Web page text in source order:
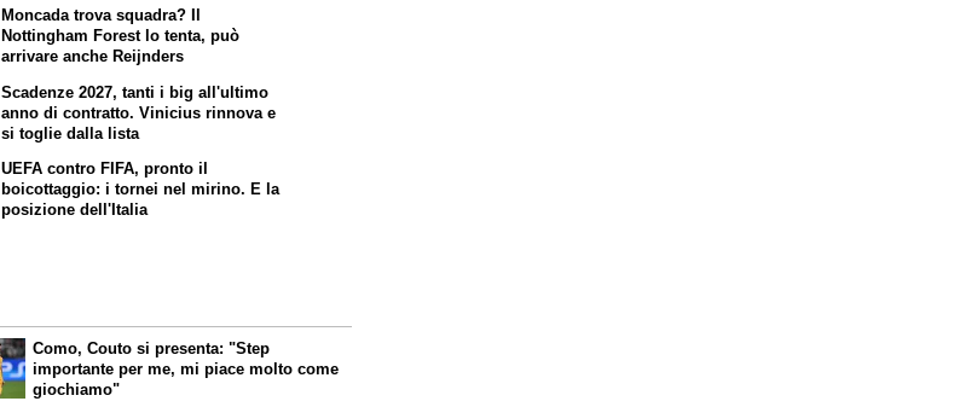
Moncada trova squadra? Il
Nottingham Forest lo tenta, può
arrivare anche Reijnders
Scadenze 2027, tanti i big all'ultimo
anno di contratto. Vinicius rinnova e
si toglie dalla lista
UEFA contro FIFA, pronto il
boicottaggio: i tornei nel mirino. E la
posizione dell'Italia
Como, Couto si presenta: "Step
importante per me, mi piace molto come
giochiamo"